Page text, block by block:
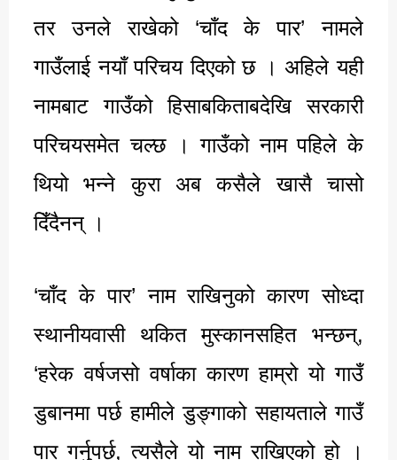
तर उनले राखेको ‘चाँद के पार’ नामले
गाउँलाई नयाँ परिचय दिएको छ । अहिले यही
नामबाट गाउँको हिसाबकिताबदेखि सरकारी
परिचयसमेत चल्छ । गाउँको नाम पहिले के
थियो भन्ने कुरा अब कसैले खासै चासो
दिँदैनन् ।
‘चाँद के पार’ नाम राखिनुको कारण सोध्दा
स्थानीयवासी थकित मुस्कानसहित भन्छन्,
‘हरेक वर्षजसो वर्षाका कारण हाम्रो यो गाउँ
डुबानमा पर्छ हामीले डुङ्गाको सहायताले गाउँ
पार गर्नुपर्छ, त्यसैले यो नाम राखिएको हो ।